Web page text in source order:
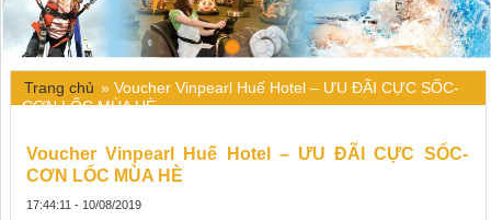
Trang chủ » Voucher Vinpearl Huế Hotel – ƯU ĐÃI CỰC SỐC-
CƠN LỐC MÙA HÈ
Voucher Vinpearl Huế Hotel – ƯU ĐÃI CỰC SỐC-
CƠN LỐC MÙA HÈ
17:44:11 - 10/08/2019